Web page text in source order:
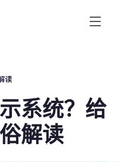
读
系统？给
解读